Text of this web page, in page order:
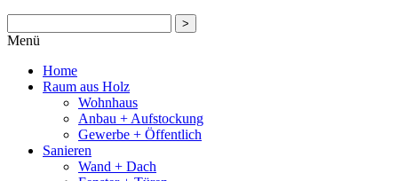
>
Menü
Home
Raum aus Holz
Wohnhaus
Anbau + Aufstockung
Gewerbe + Öffentlich
Sanieren
Wand + Dach